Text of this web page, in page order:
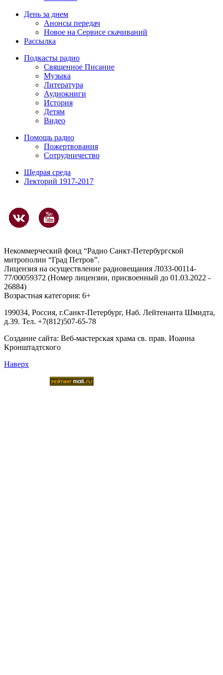
День за днем
Анонсы передач
Новое на Сервисе скачиваний
Рассылка
Подкасты радио
Священное Писание
Музыка
Литература
Аудиокниги
История
Детям
Видео
Помощь радио
Пожертвования
Сотрудничество
Щедрая среда
Лекторий 1917-2017
Некоммерческий фонд “Радио Санкт-Петербургской
митрополии “Град Петров”.
Лицензия на осуществление радиовещания Л033-00114-
77/00059372 (Номер лицензии, присвоенный до 01.03.2022 -
26884)
Возрастная категория: 6+
199034, Россия, г.Санкт-Петербург, Наб. Лейтенанта Шмидта,
д.39. Тел. +7(812)507-65-78
Создание сайта: Веб-мастерская храма св. прав. Иоанна
Кронштадтского
Наверх